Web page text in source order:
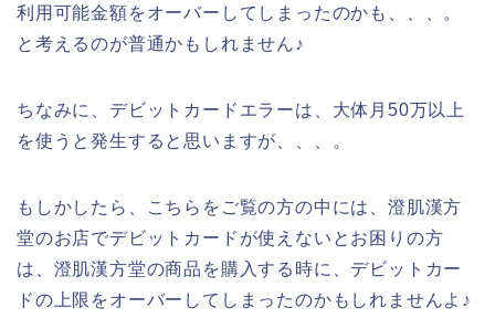
利用可能金額をオーバーしてしまったのかも、、、。
と考えるのが普通かもしれません♪
ちなみに、デビットカードエラーは、大体月50万以上
を使うと発生すると思いますが、、、。
もしかしたら、こちらをご覧の方の中には、澄肌漢方
堂のお店でデビットカードが使えないとお困りの方
は、澄肌漢方堂の商品を購入する時に、デビットカー
ドの上限をオーバーしてしまったのかもしれませんよ♪